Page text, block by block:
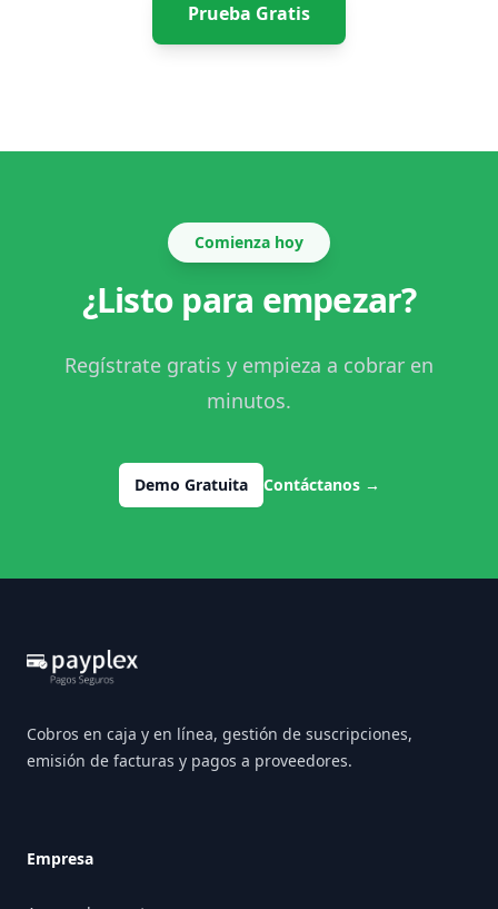
Prueba Gratis
Comienza hoy
¿Listo para empezar?
Regístrate gratis y empieza a cobrar en
minutos.
Demo Gratuita Contáctanos →
Cobros en caja y en línea, gestión de suscripciones,
emisión de facturas y pagos a proveedores.
Empresa